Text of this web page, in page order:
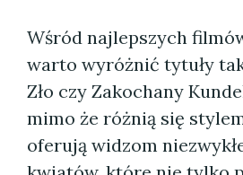
Wśród najlepszych
warto wyróżnić tytuły
Zło czy Zakochany
mimo że różnią się
oferują widzom